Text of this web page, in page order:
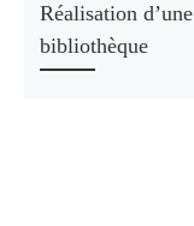
Réalisation d’une
bibliothèque